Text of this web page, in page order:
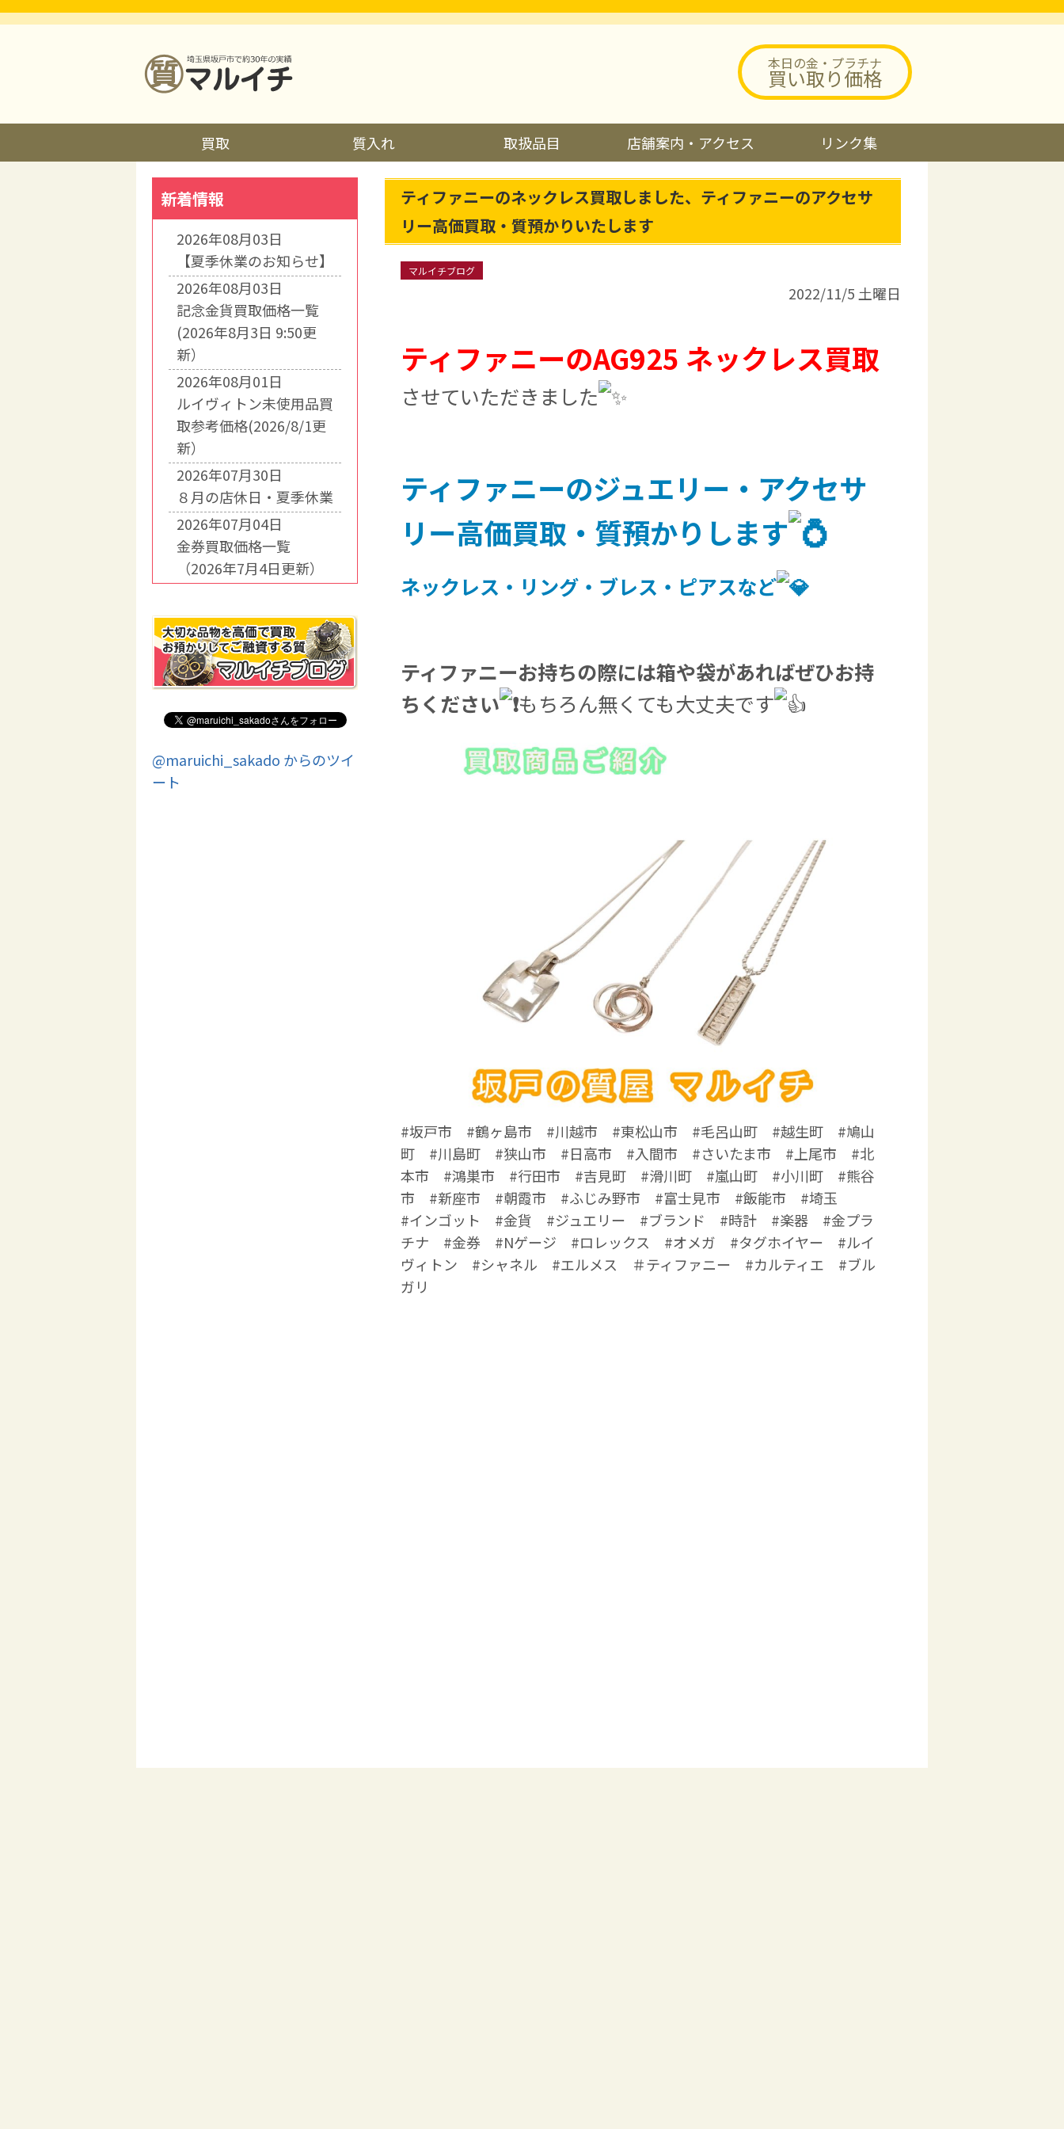
本日の金・プラチナ
買い取り価格
買取 質入れ 取扱品目 店舗案内・アクセス リンク集
ティファニーのネックレス買取しました、ティファニーのアクセサ
リー高価買取・質預かりいたします
マルイチブログ
2022/11/5 土曜日
ティファニーのAG925 ネックレス買取
させていただきました
ティファニーのジュエリー・アクセサ
リー高価買取・質預かりします
ネックレス・リング・ブレス・ピアスなど
ティファニーお持ちの際には箱や袋があればぜひお持
ちください
もちろん無くても大丈夫です
#坂戸市 #鶴ヶ島市 #川越市 #東松山市 #毛呂山町 #越生町 #鳩山
町 #川島町 #狭山市 #日高市 #入間市 #さいたま市 #上尾市 #北
本市 #鴻巣市 #行田市 #吉見町 #滑川町 #嵐山町 #小川町 #熊谷
市 #新座市 #朝霞市 #ふじみ野市 #富士見市 #飯能市 #埼玉
#インゴット #金貨 #ジュエリー #ブランド #時計 #楽器 #金プラ
チナ #金券 #Nゲージ #ロレックス #オメガ #タグホイヤー #ルイ
ヴィトン #シャネル #エルメス ＃ティファニー #カルティエ #ブル
ガリ
新着情報
2026年08月03日
【夏季休業のお知らせ】
2026年08月03日
記念金貨買取価格一覧
(2026年8月3日 9:50更
新）
2026年08月01日
ルイヴィトン未使用品買
取参考価格(2026/8/1更
新）
2026年07月30日
８月の店休日・夏季休業
2026年07月04日
金券買取価格一覧
（2026年7月4日更新）
@maruichi_sakado からのツイ
ート